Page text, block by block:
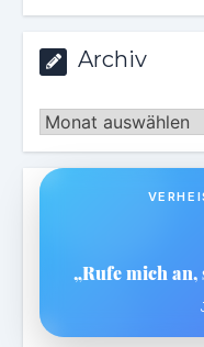
Archiv
Archiv
„Rufe mich